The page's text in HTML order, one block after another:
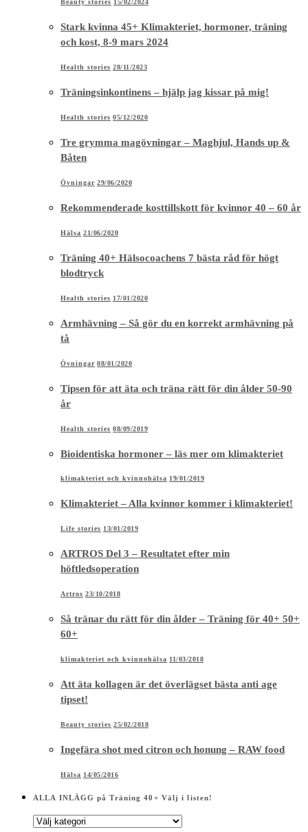
Beauty stories 15/02/2024
Stark kvinna 45+ Klimakteriet, hormoner, träning
och kost, 8-9 mars 2024
Health stories 28/11/2023
Träningsinkontinens – hjälp jag kissar på mig!
Health stories 05/12/2020
Tre grymma magövningar – Maghjul, Hands up &
Båten
Övningar 29/06/2020
Rekommenderade kosttillskott för kvinnor 40 – 60 år
Hälsa 21/06/2020
Träning 40+ Hälsocoachens 7 bästa råd för högt
blodtryck
Health stories 17/01/2020
Armhävning – Så gör du en korrekt armhävning på
tå
Övningar 08/01/2020
Tipsen för att äta och träna rätt för din ålder 50-90
år
Health stories 08/09/2019
Bioidentiska hormoner – läs mer om klimakteriet
klimakteriet och kvinnohälsa 19/01/2019
Klimakteriet – Alla kvinnor kommer i klimakteriet!
Life stories 13/01/2019
ARTROS Del 3 – Resultatet efter min
höftledsoperation
Artros 23/10/2018
Så tränar du rätt för din ålder – Träning för 40+ 50+
60+
klimakteriet och kvinnohälsa 11/03/2018
Att äta kollagen är det överlägset bästa anti age
tipset!
Beauty stories 25/02/2018
Ingefära shot med citron och honung – RAW food
Hälsa 14/05/2016
ALLA INLÄGG på Träning 40+ Välj i listen!
ALLA